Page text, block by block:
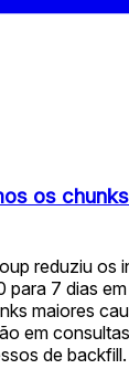
os
reduziu os
para 7 dias
maiores
em
de backfill.